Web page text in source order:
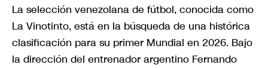
La selección venezolana de fútbol, conocida como
La Vinotinto, está en la búsqueda de una histórica
clasificación para su primer Mundial en 2026. Bajo
la dirección del entrenador argentino Fernando